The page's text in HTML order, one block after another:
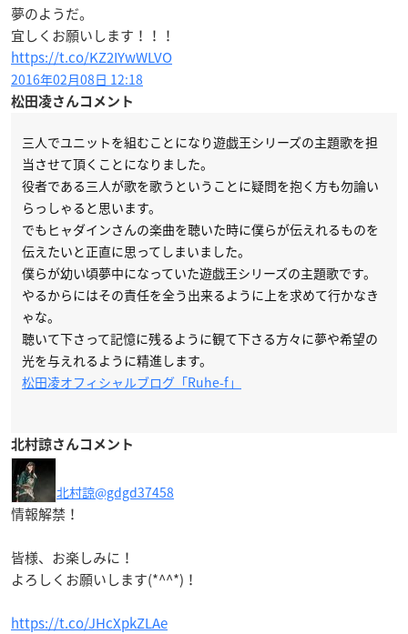
夢のようだ。
宜しくお願いします！！！
https://t.co/KZ2IYwWLVO
2016年02月08日 12:18
松田凌さんコメント
三人でユニットを組むことになり遊戯王シリーズの主題歌を担
当させて頂くことになりました。
役者である三人が歌を歌うということに疑問を抱く方も勿論い
らっしゃると思います。
でもヒャダインさんの楽曲を聴いた時に僕らが伝えれるものを
伝えたいと正直に思ってしまいました。
僕らが幼い頃夢中になっていた遊戯王シリーズの主題歌です。
やるからにはその責任を全う出来るように上を求めて行かなき
ゃな。
聴いて下さって記憶に残るように観て下さる方々に夢や希望の
光を与えれるように精進します。
松田凌オフィシャルブログ「Ruhe-f」
北村諒さんコメント
北村諒@gdgd37458
情報解禁！
皆様、お楽しみに！
よろしくお願いします(*^^*)！
https://t.co/JHcXpkZLAe